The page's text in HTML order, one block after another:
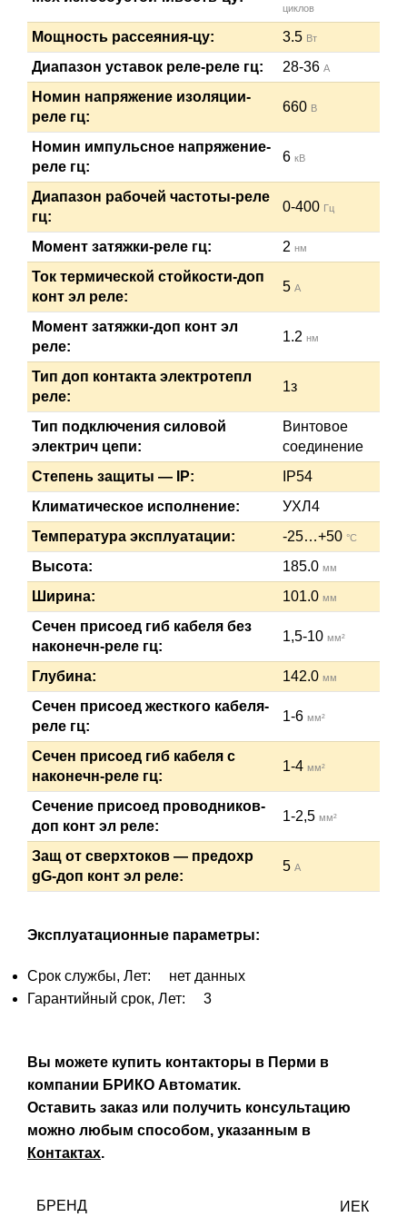
циклов
Мощность рассеяния-цу: 3.5 Вт
Диапазон уставок реле-реле гц: 28-36 А
Номин напряжение изоляции-
реле гц:
660 В
Номин импульсное напряжение-
реле гц:
6 кВ
Диапазон рабочей частоты-реле
гц:
0-400 Гц
Момент затяжки-реле гц: 2 нм
Ток термической стойкости-доп
конт эл реле:
5 А
Момент затяжки-доп конт эл
реле:
1.2 нм
Тип доп контакта электротепл
реле:
1з
Тип подключения силовой
электрич цепи:
Винтовое
соединение
Степень защиты — IP:
IP54
Климатическое исполнение:
УХЛ4
Температура эксплуатации:
-25…+50 °C
Высота: 185.0 мм
Ширина: 101.0 мм
Сечен присоед гиб кабеля без
наконечн-реле гц:
1,5-10 мм²
Глубина: 142.0 мм
Сечен присоед жесткого кабеля-
реле гц:
1-6 мм²
Сечен присоед гиб кабеля с
наконечн-реле гц:
1-4 мм²
Сечение присоед проводников-
доп конт эл реле:
1-2,5 мм²
Защ от сверхтоков — предохр
gG-доп конт эл реле:
5 А
Эксплуатационные параметры:
Срок службы, Лет: нет данных
Гарантийный срок, Лет: 3
Вы можете купить контакторы в Перми в
компании БРИКО Автоматик.
Оставить заказ или получить консультацию
можно любым способом, указанным в
Контактах.
БРЕНД ИЕК